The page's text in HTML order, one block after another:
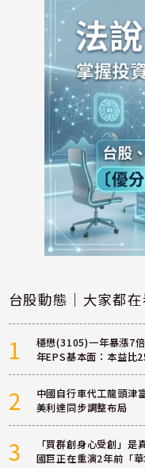
台股動態｜大家都
1
穩懋(3105)一年暴漲7
年EPS基本面：本益比
2
中國自行車代工龍頭津
美利達同步調整布局
3
「買群創身心受創」是
國巨正在重演2年前「華